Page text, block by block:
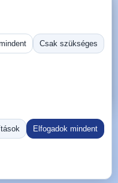
A1 TOOLCRAFT TO-
Ugrás:
Csak szükséges
Elfogadok mindent